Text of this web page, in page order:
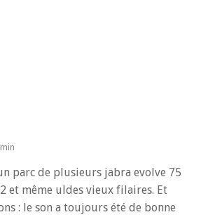
parc de plusieurs jabra evolve 75
et même uldes vieux filaires. Et
: le son a toujours été de bonne